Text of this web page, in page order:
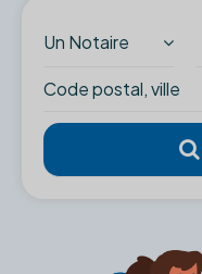
Un Notaire